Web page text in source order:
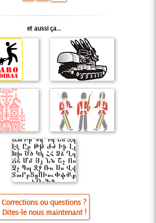
et aussi ça...
Corrections ou questions ?
Dites-le nous maintenant !